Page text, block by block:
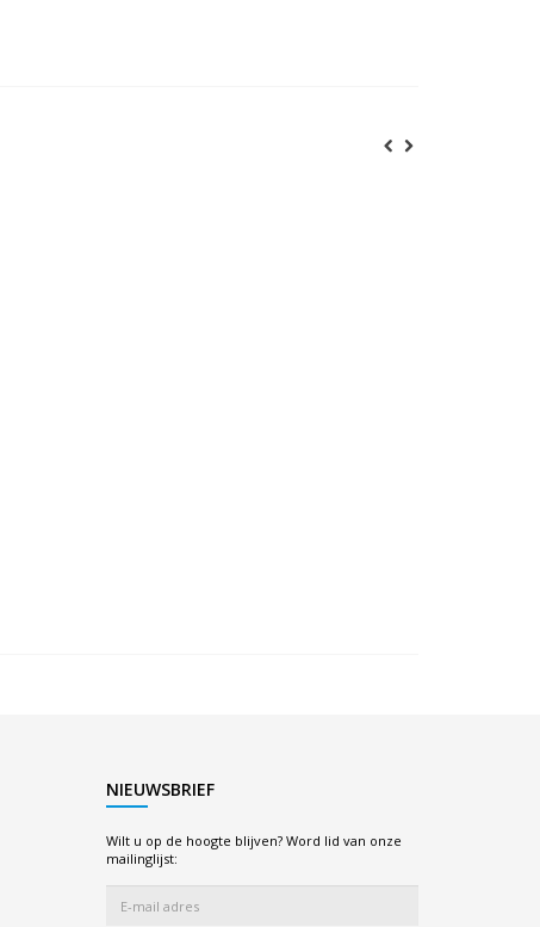
NIEUWSBRIEF
Wilt u op de hoogte blijven? Word lid van onze
mailinglijst: